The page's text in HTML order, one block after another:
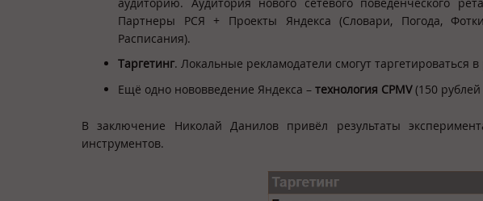
Партнеры РСЯ + Проекты Яндекса (Словари, Погода,
Расписания).
Таргетинг. Локальные рекламодатели смогут таргетироваться
Ещё одно нововведение Яндекса – технология CPMV(150
В заключение Николай Данилов привёл результаты
инструментов.